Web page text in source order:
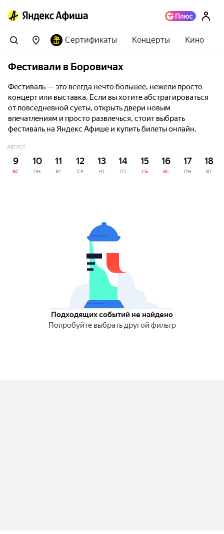
Сертификаты Концерты Кино
Фестивали в Боровичах
Фестиваль — это всегда нечто большее, нежели просто
концерт или выставка. Если вы хотите абстрагироваться
от повседневной суеты, открыть двери новым
впечатлениям и просто развлечься, стоит выбрать
фестиваль на Яндекс Афише и купить билеты онлайн.
АВГУСТ
9
ВС
10
ПН
11
ВТ
12
СР
13
ЧТ
14
ПТ
15
СБ
16
ВС
17
ПН
18
ВТ
Подходящих событий не найдено
Попробуйте выбрать другой фильтр